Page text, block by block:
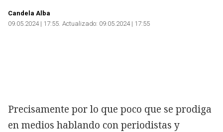
Candela Alba
09.05.2024 | 17:55 Actualizado: 09.05.2024 | 17:55
Precisamente por lo que poco que se prodiga
en medios hablando con periodistas y